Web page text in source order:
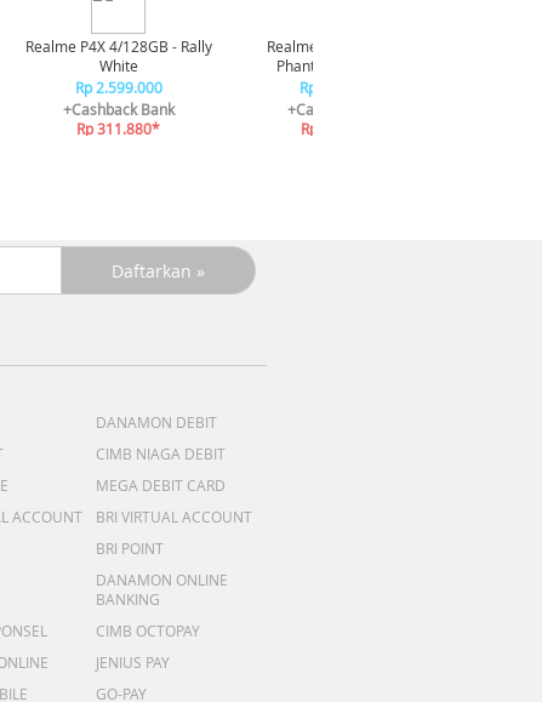
Realme P4X 4/128GB - Rally
White
Rp 2.599.000
+Cashback Bank
Rp 311.880*
Realme P4X 4/128GB -
Phantom Navy Blue
Rp 2.599.000
+Cashback Bank
Rp 311.880*
DANAMON DEBIT
CIMB NIAGA DEBIT
MEGA DEBIT CARD
ACCOUNT
BRI VIRTUAL ACCOUNT
BRI POINT
DANAMON ONLINE
BANKING
CIMB OCTOPAY
JENIUS PAY
GO-PAY